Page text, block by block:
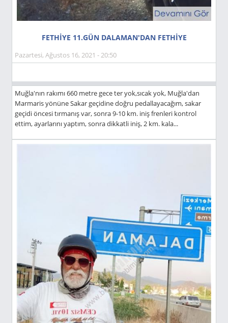
FETHİYE 11.GÜN DALAMAN'DAN FETHİYE
Pazartesi, Ağustos 16, 2021 - 20:50
Muğla'nın rakımı 660 metre gece ter yok,sıcak yok, Muğla'dan
Marmaris yönüne Sakar geçidine doğru pedallayacağım, sakar
geçidi öncesi tırmanış var, sonra 9-10 km. iniş frenleri kontrol
ettim, ayarlarını yaptım, sonra dikkatli iniş, 2 km. kala...